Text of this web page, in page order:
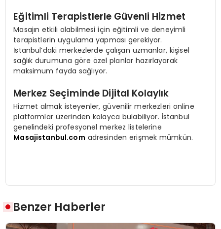
Eğitimli Terapistlerle Güvenli Hizmet
Masajın etkili olabilmesi için eğitimli ve deneyimli
terapistlerin uygulama yapması gerekiyor.
İstanbul’daki merkezlerde çalışan uzmanlar, kişisel
sağlık durumuna göre özel planlar hazırlayarak
maksimum fayda sağlıyor.
Merkez Seçiminde Dijital Kolaylık
Hizmet almak isteyenler, güvenilir merkezleri online
platformlar üzerinden kolayca bulabiliyor. İstanbul
genelindeki profesyonel merkez listelerine
Masajistanbul.com adresinden erişmek mümkün.
Benzer Haberler